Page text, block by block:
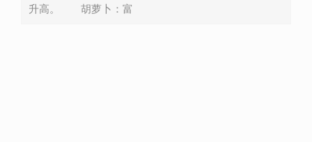
升高。 胡萝卜：富